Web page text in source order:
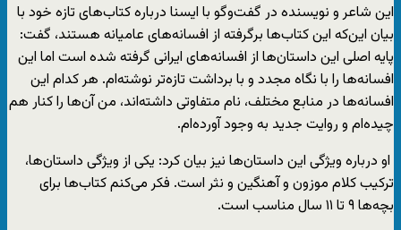
این شاعر و نویسنده در گفت‌وگو با ایسنا درباره کتاب‌های تازه خود با
بیان این‌که این کتاب‌ها برگرفته از افسانه‌های عامیانه هستند، گفت:
پایه اصلی این داستان‌ها از افسانه‌های ایرانی گرفته شده‌ است اما این
افسانه‌ها را با نگاه مجدد و با برداشت تازه‌تر نوشته‌ام. هر کدام این
افسانه‌ها در منابع مختلف، نام متفاوتی داشته‌اند، من آن‌ها را کنار هم
چیده‌ام و روایت جدید به وجود آورده‌ام.
او درباره ویژگی‌ این داستان‌ها نیز بیان کرد: یکی از ویژگی داستان‌ها،
ترکیب کلام موزون و آهنگین و نثر است. فکر می‌کنم کتاب‌ها برای
بچه‌ها ۹ تا ۱۱ سال مناسب است.